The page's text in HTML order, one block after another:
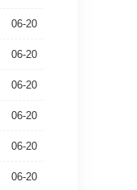
06-20
06-20
06-20
06-20
06-20
06-20